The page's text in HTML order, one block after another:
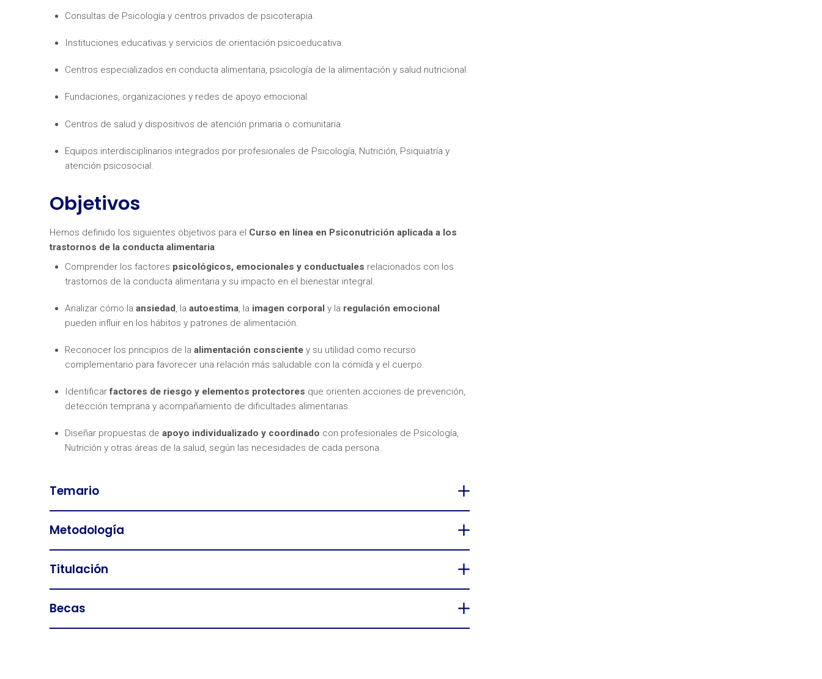
Consultas de Psicología y centros privados de psicoterapia.
Instituciones educativas y servicios de orientación psicoeducativa.
Centros especializados en conducta alimentaria, psicología de la alimentación y salud nutricional.
Fundaciones, organizaciones y redes de apoyo emocional.
Centros de salud y dispositivos de atención primaria o comunitaria.
Equipos interdisciplinarios integrados por profesionales de Psicología, Nutrición, Psiquiatría y
atención psicosocial.
Objetivos
Hemos definido los siguientes objetivos para el Curso en línea en Psiconutrición aplicada a los
trastornos de la conducta alimentaria:
Comprender los factores psicológicos, emocionales y conductuales relacionados con los
trastornos de la conducta alimentaria y su impacto en el bienestar integral.
Analizar cómo laansiedad, laautoestima, la imagen corporal y la regulación emocional
pueden influir en los hábitos y patrones de alimentación.
Reconocer los principios de laalimentación consciente y su utilidad como recurso
complementario para favorecer una relación más saludable con la comida y el cuerpo.
Identificarfactores de riesgo y elementos protectores que orienten acciones de prevención,
detección temprana y acompañamiento de dificultades alimentarias.
Diseñar propuestas deapoyo individualizado y coordinado con profesionales de Psicología,
Nutrición y otras áreas de la salud, según las necesidades de cada persona.
Temario
Metodología
Titulación
Becas
¿Necesitas más información sobre un curso?